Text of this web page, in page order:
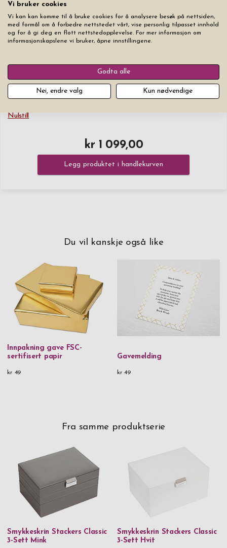
0/30 ♥ +kr 25
Nulstill
kr 1 099,00
Legg produktet i handlekurven
Du vil kanskje også like
Innpakning gave FSC-
sertifisert papir
kr 49
Gavemelding
kr 49
Fra samme produktserie
Smykkeskrin Stackers Classic
3-Sett Mink
Smykkeskrin Stackers Classic
3-Sett Hvit
Vi bruker cookies
Vi kan kan komme til å bruke cookies for å analysere besøk på nettsiden,
med formål om å forbedre nettstedet vårt, vise personlig tilpasset innhold
og for å gi deg en flott nettstedopplevelse. For mer informasjon om
informasjonskapslene vi bruker, åpne innstillingene.
Godta alle
Nei, endre valg Kun nødvendige